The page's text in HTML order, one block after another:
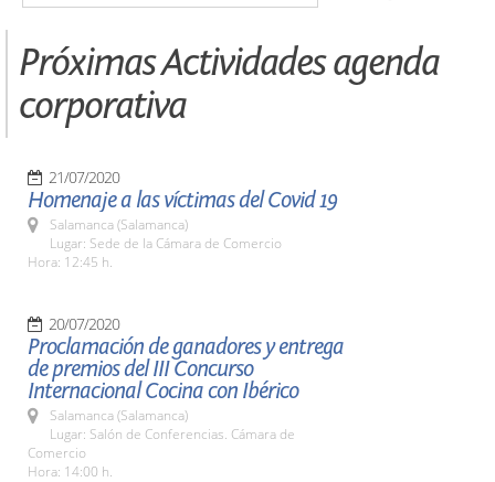
Próximas Actividades agenda
corporativa
21/07/2020
Homenaje a las víctimas del Covid 19
Salamanca (Salamanca)
Lugar: Sede de la Cámara de Comercio
Hora: 12:45 h.
20/07/2020
Proclamación de ganadores y entrega
de premios del III Concurso
Internacional Cocina con Ibérico
Salamanca (Salamanca)
Lugar: Salón de Conferencias. Cámara de
Comercio
Hora: 14:00 h.